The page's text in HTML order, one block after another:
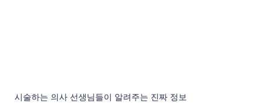
시술하는 의사 선생님들이 알려주는 진짜 정보